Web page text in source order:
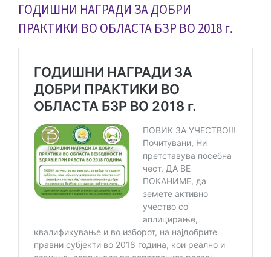
ГОДИШНИ НАГРАДИ ЗА ДОБРИ
ПРАКТИКИ ВО ОБЛАСТА БЗР ВО 2018 г.